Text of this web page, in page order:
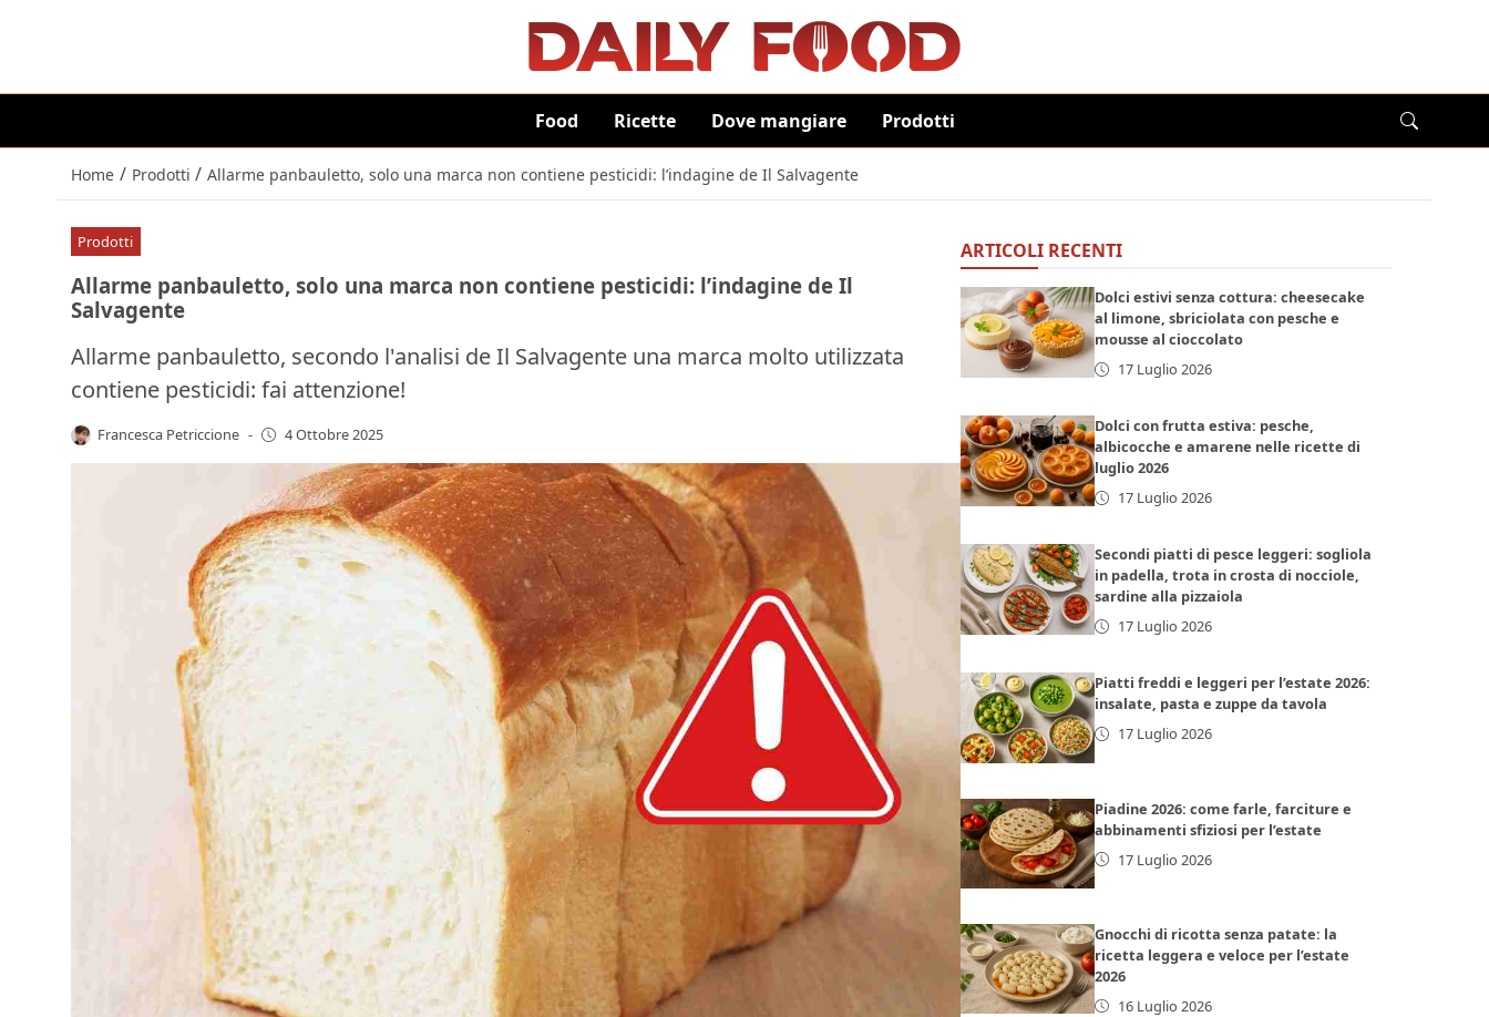
Food Ricette Dove mangiare Prodotti
Home / Prodotti / Allarme panbauletto, solo una marca non contiene pesticidi: l’indagine de Il Salvagente
Prodotti
Allarme panbauletto, solo una marca non contiene pesticidi: l’indagine de Il
Salvagente
Allarme panbauletto, secondo l'analisi de Il Salvagente una marca molto utilizzata
contiene pesticidi: fai attenzione!
Francesca Petriccione - 4 Ottobre 2025
ARTICOLI RECENTI
Dolci estivi senza cottura: cheesecake
al limone, sbriciolata con pesche e
mousse al cioccolato
17 Luglio 2026
Dolci con frutta estiva: pesche,
albicocche e amarene nelle ricette di
luglio 2026
17 Luglio 2026
Secondi piatti di pesce leggeri: sogliola
in padella, trota in crosta di nocciole,
sardine alla pizzaiola
17 Luglio 2026
Piatti freddi e leggeri per l’estate 2026:
insalate, pasta e zuppe da tavola
17 Luglio 2026
Piadine 2026: come farle, farciture e
abbinamenti sfiziosi per l’estate
17 Luglio 2026
Gnocchi di ricotta senza patate: la
ricetta leggera e veloce per l’estate
2026
16 Luglio 2026